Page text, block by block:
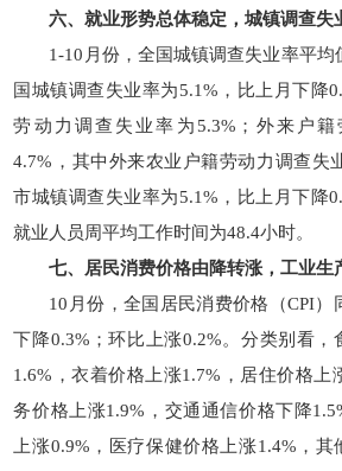
六、就业形势总体稳定，城镇调查失
1-10月份，全国城镇调查失业率平均
国城镇调查失业率为5.1%，比上月下降
劳动力调查失业率为5.3%；外来户
4.7%，其中外来农业户籍劳动力调查失
市城镇调查失业率为5.1%，比上月下降
就业人员周平均工作时间为48.4小时。
七、居民消费价格由降转涨，工业生
10月份，全国居民消费价格（CPI）
下降0.3%；环比上涨0.2%。分类别看
1.6%，衣着价格上涨1.7%，居住价格上
务价格上涨1.9%，交通通信价格下降
上涨0.9%，医疗保健价格上涨1.4%，